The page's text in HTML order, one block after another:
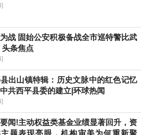
战 固始公安积极备战全市巡特警比武
头条焦点
出山镇特辑：历史文脉中的红色记忆
共西平县委的建立|环球热闻
闻!主动权益类基金业绩显著回升，资